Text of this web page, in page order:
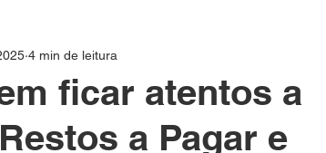
ficar atentos a
a Pagar e
4 min de leitura